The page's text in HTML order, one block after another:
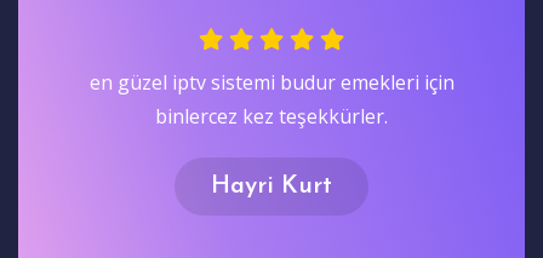
Test alıp deneyin Ardından Satın Alın bence
farkı gormenız açısından dıyorum teşekkürler.
Nazmi Oran